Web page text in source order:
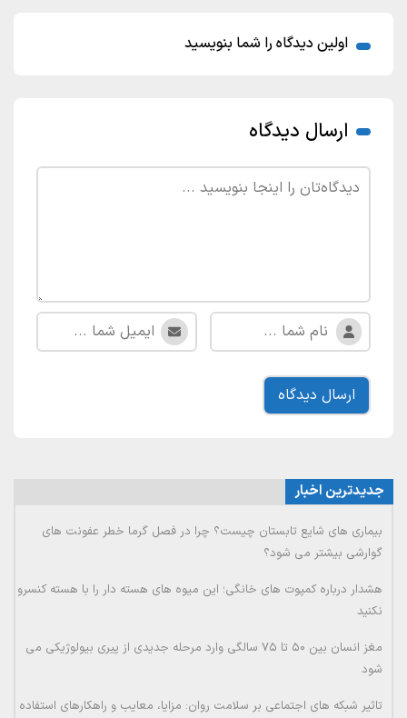
اولین دیدگاه را شما بنویسید
ارسال دیدگاه
جدیدترین اخبار
بیماری های شایع تابستان چیست؟ چرا در فصل گرما خطر عفونت های
گوارشی بیشتر می شود؟
هشدار درباره کمپوت های خانگی؛ این میوه های هسته دار را با هسته کنسرو
نکنید
مغز انسان بین ۵۰ تا ۷۵ سالگی وارد مرحله جدیدی از پیری بیولوژیکی می
شود
تاثیر شبکه های اجتماعی بر سلامت روان: مزایا، معایب و راهکارهای استفاده